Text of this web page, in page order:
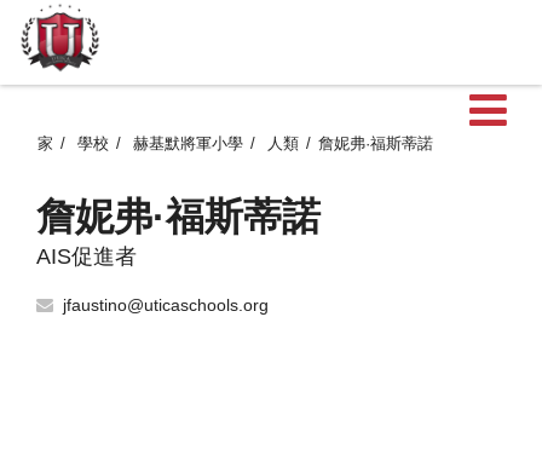
家 學校 赫基默將軍小學 人類 詹妮弗·福斯蒂諾
詹妮弗·福斯蒂諾
AIS促進者
jfaustino@uticaschools.org